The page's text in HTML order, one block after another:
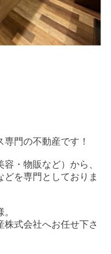
門の不動産です！
・物販など）から、
を専門としておりま
式会社へお任せ下さ